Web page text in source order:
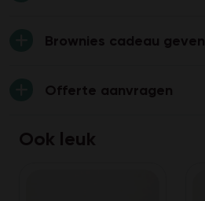
Brownies cadeau geven
Offerte aanvragen
Ook leuk